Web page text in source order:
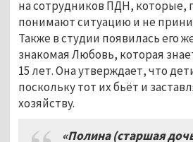
на сотрудников ПДН, которые,
понимают ситуацию и не
Также в студии появилась его
знакомая Любовь, которая
15 лет. Она утверждает, что
поскольку тот их бьёт и
хозяйству.
«Полина (старшая